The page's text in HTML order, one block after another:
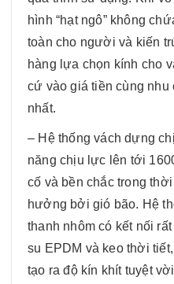
hình “hạt ngô” không
toàn cho người và kiến
hàng lựa chọn kính cho
cứ vào giá tiền cùng
nhất.
– Hệ thống vách dựng
năng chịu lực lên tới
cố và bền chắc trong
hưởng bởi gió bão. Hệ
thanh nhôm có kết nối
su EPDM và keo thời
tạo ra độ kín khít tuyệt